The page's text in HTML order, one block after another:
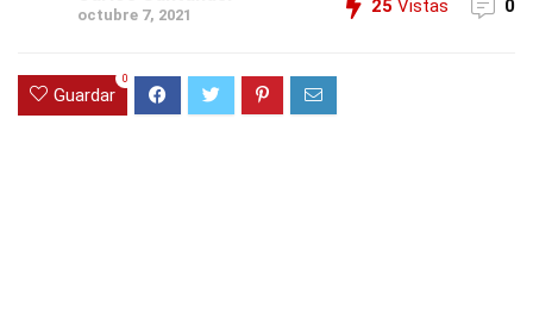
octubre 7, 2021 25 Vistas 0
Guardar
0